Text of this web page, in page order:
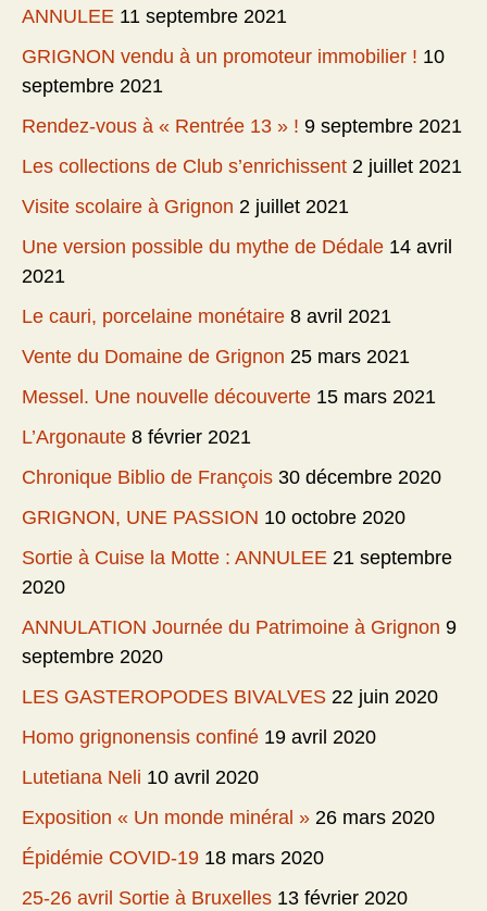
ANNULEE 11 septembre 2021
GRIGNON vendu à un promoteur immobilier ! 10
septembre 2021
Rendez-vous à « Rentrée 13 » ! 9 septembre 2021
Les collections de Club s’enrichissent 2 juillet 2021
Visite scolaire à Grignon 2 juillet 2021
Une version possible du mythe de Dédale 14 avril
2021
Le cauri, porcelaine monétaire 8 avril 2021
Vente du Domaine de Grignon 25 mars 2021
Messel. Une nouvelle découverte 15 mars 2021
L’Argonaute 8 février 2021
Chronique Biblio de François 30 décembre 2020
GRIGNON, UNE PASSION 10 octobre 2020
Sortie à Cuise la Motte : ANNULEE 21 septembre
2020
ANNULATION Journée du Patrimoine à Grignon 9
septembre 2020
LES GASTEROPODES BIVALVES 22 juin 2020
Homo grignonensis confiné 19 avril 2020
Lutetiana Neli 10 avril 2020
Exposition « Un monde minéral » 26 mars 2020
Épidémie COVID-19 18 mars 2020
25-26 avril Sortie à Bruxelles 13 février 2020